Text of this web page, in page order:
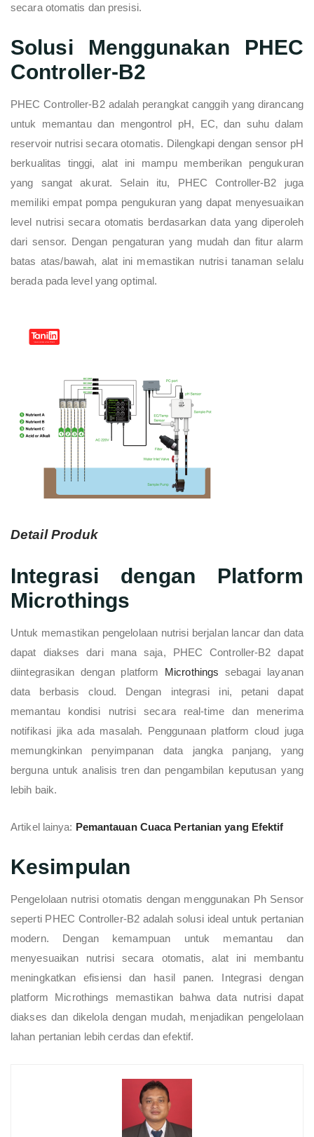
secara otomatis dan presisi.
Solusi Menggunakan PHEC
Controller-B2
PHEC Controller-B2 adalah perangkat canggih yang dirancang
untuk memantau dan mengontrol pH, EC, dan suhu dalam
reservoir nutrisi secara otomatis. Dilengkapi dengan sensor pH
berkualitas tinggi, alat ini mampu memberikan pengukuran
yang sangat akurat. Selain itu, PHEC Controller-B2 juga
memiliki empat pompa pengukuran yang dapat menyesuaikan
level nutrisi secara otomatis berdasarkan data yang diperoleh
dari sensor. Dengan pengaturan yang mudah dan fitur alarm
batas atas/bawah, alat ini memastikan nutrisi tanaman selalu
berada pada level yang optimal.
Detail Produk
Integrasi dengan Platform
Microthings
Untuk memastikan pengelolaan nutrisi berjalan lancar dan data
dapat diakses dari mana saja, PHEC Controller-B2 dapat
diintegrasikan dengan platform Microthings sebagai layanan
data berbasis cloud. Dengan integrasi ini, petani dapat
memantau kondisi nutrisi secara real-time dan menerima
notifikasi jika ada masalah. Penggunaan platform cloud juga
memungkinkan penyimpanan data jangka panjang, yang
berguna untuk analisis tren dan pengambilan keputusan yang
lebih baik.
Artikel lainya: Pemantauan Cuaca Pertanian yang Efektif
Kesimpulan
Pengelolaan nutrisi otomatis dengan menggunakan Ph Sensor
seperti PHEC Controller-B2 adalah solusi ideal untuk pertanian
modern. Dengan kemampuan untuk memantau dan
menyesuaikan nutrisi secara otomatis, alat ini membantu
meningkatkan efisiensi dan hasil panen. Integrasi dengan
platform Microthings memastikan bahwa data nutrisi dapat
diakses dan dikelola dengan mudah, menjadikan pengelolaan
lahan pertanian lebih cerdas dan efektif.